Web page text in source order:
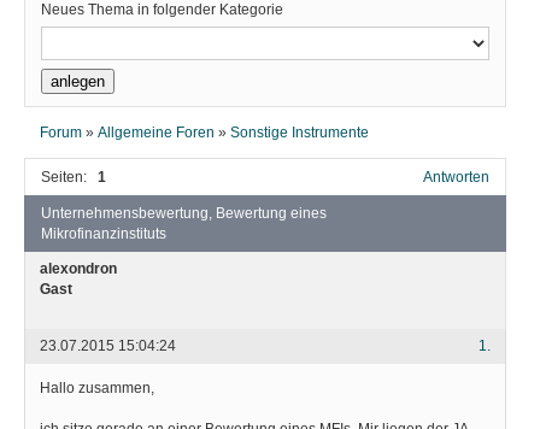
Neues Thema in folgender Kategorie
Forum »Allgemeine Foren »Sonstige Instrumente
Seiten: 1 Antworten
Unternehmensbewertung, Bewertung eines
Mikrofinanzinstituts
alexondron
Gast
1.
23.07.2015 15:04:24
Hallo zusammen,